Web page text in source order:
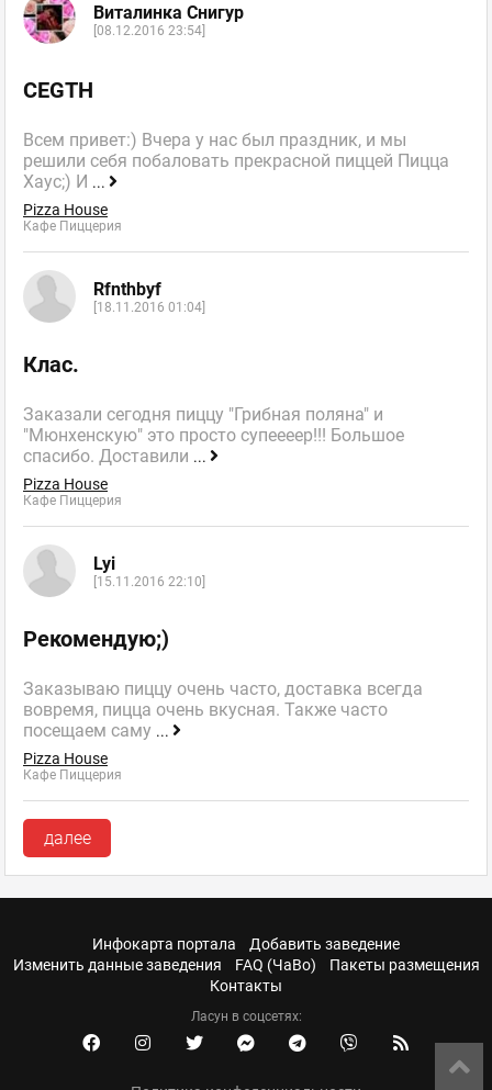
Виталинка Снигур
[08.12.2016 23:54]
CEGTH
Всем привет:) Вчера у нас был праздник, и мы
решили себя побаловать прекрасной пиццей Пицца
Хаус;) И ...
Pizza House
Кафе Пиццерия
Rfnthbyf
[18.11.2016 01:04]
Клас.
Заказали сегодня пиццу "Грибная поляна" и
"Мюнхенскую" это просто супеееер!!! Большое
спасибо. Доставили ...
Pizza House
Кафе Пиццерия
Lyi
[15.11.2016 22:10]
Рекомендую;)
Заказываю пиццу очень часто, доставка всегда
вовремя, пицца очень вкусная. Также часто
посещаем саму ...
Pizza House
Кафе Пиццерия
далее
Инфокарта портала
Добавить заведение
Изменить данные заведения
FAQ (ЧаВо)
Пакеты размещения
Контакты
Ласун в соцсетях: